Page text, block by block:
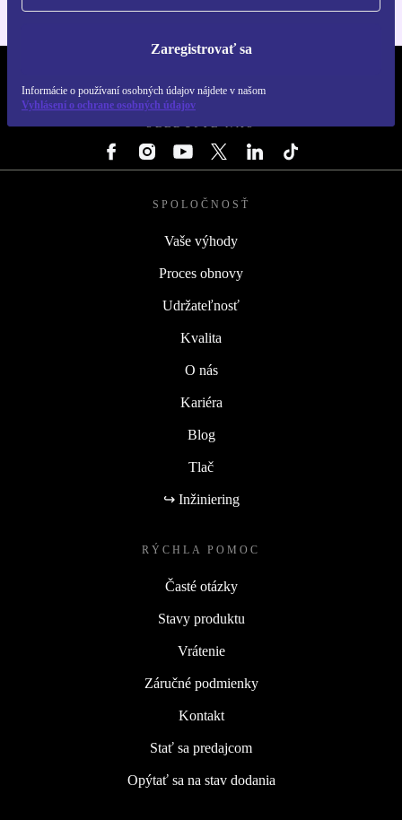
Zaregistrovať sa
Informácie o používaní osobných údajov nájdete v našom
Vyhlásení o ochrane osobných údajov
SLEDUJTE NÁS
SPOLOČNOSŤ
Vaše výhody
Proces obnovy
Udržateľnosť
Kvalita
O nás
Kariéra
Blog
Tlač
↪ Inžiniering
RÝCHLA POMOC
Časté otázky
Stavy produktu
Vrátenie
Záručné podmienky
Kontakt
Stať sa predajcom
Opýtať sa na stav dodania